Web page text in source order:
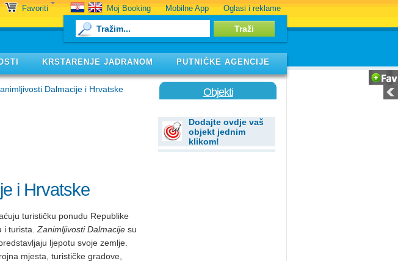
Favoriti Moj Booking Mobilne App Oglasi i reklame
KRSTARENJE JADRANOM PUTNIČKE AGENCIJE
Dalmacije i Hrvatske
i Hrvatske
turističku ponudu Republike
i turista. Zanimljivosti Dalmacije su
ljepotu svoje zemlje.
mjesta, turističke gradove,
Objekti
Dodajte ovdje vaš
objekt jednim
klikom!